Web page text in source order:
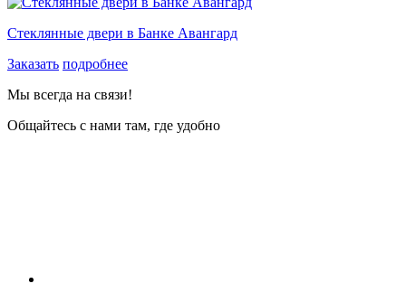
Стеклянные двери в Банке Авангард
Заказать подробнее
Мы всегда на связи!
Общайтесь с нами там, где удобно